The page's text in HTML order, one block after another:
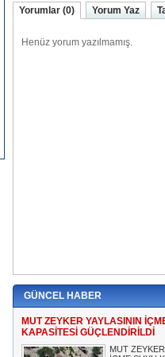
Yorumlar (0) Yorum Yaz
GÜNCEL HABER
MUT ZEYKER YAYLASININ
KAPASİTESİ GÜÇLENDİRİLDİ
MUT